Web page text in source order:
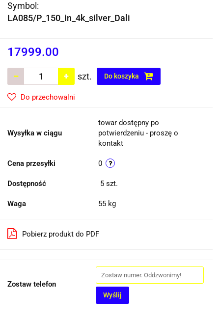
Symbol:
LA085/P_150_in_4k_silver_Dali
17999.00
szt. Do koszyka
Do przechowalni
Wysyłka w ciągu
towar dostępny po
potwierdzeniu - proszę o
kontakt
Cena przesyłki 0
Dostępność 5 szt.
Waga 55 kg
Pobierz produkt do PDF
Zostaw telefon
Wyślij